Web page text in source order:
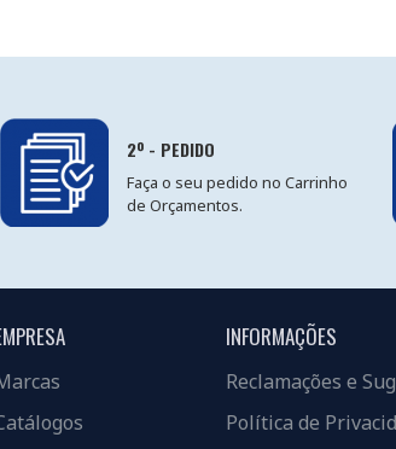
2º - PEDIDO
Faça o seu pedido no Carrinho
de Orçamentos.
INFORMAÇÕES
Reclamações e
Política de